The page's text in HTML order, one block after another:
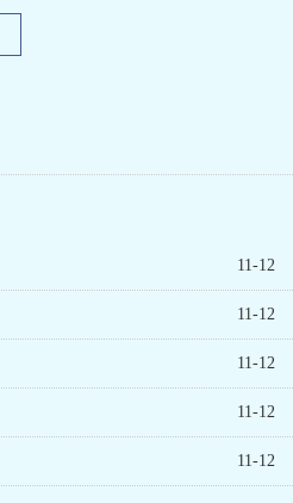
11-12
11-12
11-12
11-12
11-12